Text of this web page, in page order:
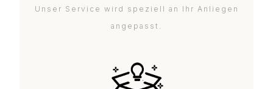
Unser Service wird speziell an Ihr Anliegen
angepasst.